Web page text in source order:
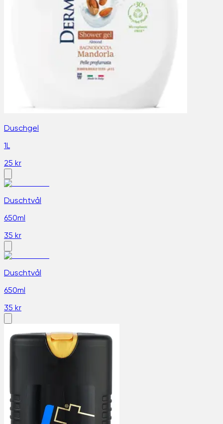
Duschgel
1L
25 kr
Duschtvål
650ml
35 kr
Duschtvål
650ml
35 kr